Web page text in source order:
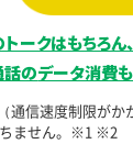
ークはもちろん、
話のデータ消費も
信速度制限がか
ちません。※1 ※2